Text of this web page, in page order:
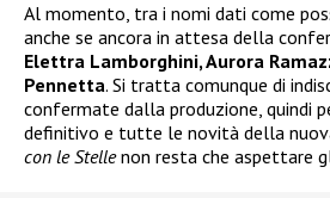
Al momento, tra i nomi dati come
anche se ancora in attesa della
Elettra Lamborghini, Aurora
Pennetta. Si tratta comunque di
confermate dalla produzione, quindi
definitivo e tutte le novità della
con le Stellenon resta che aspettare